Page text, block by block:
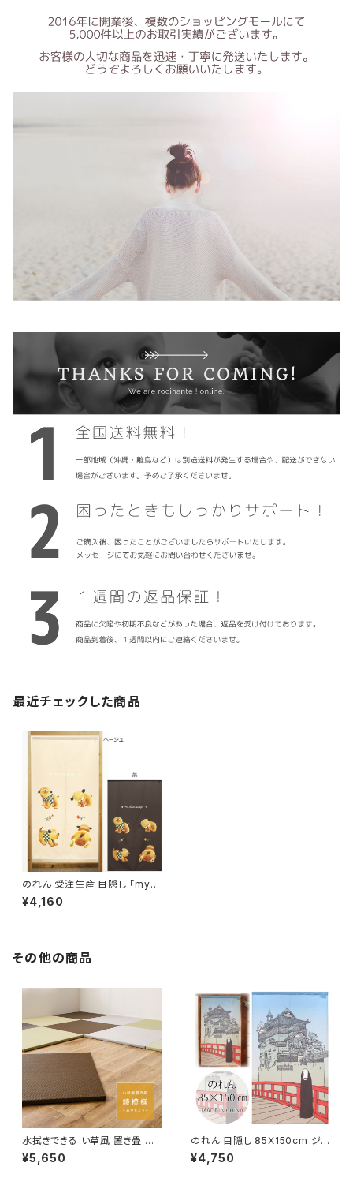
最近チェックした商品
のれん 受注生産 目隠し 「my_d
ear_puppy」 日本製 洋風 犬 /
家具・インテリア ファブリック・
¥4,160
その他の商品
水拭きできる い草風 置き畳 フ
ローリングに置く畳 縁なし 滑り
止め 「綾模様」 4色/1、6、9、12
¥5,650
のれん 目隠し 85X150cm ジブ
リ 千と千尋の神隠し「湯屋とカ
オナシ」暖簾 和風 和柄 / 家具・
¥4,750